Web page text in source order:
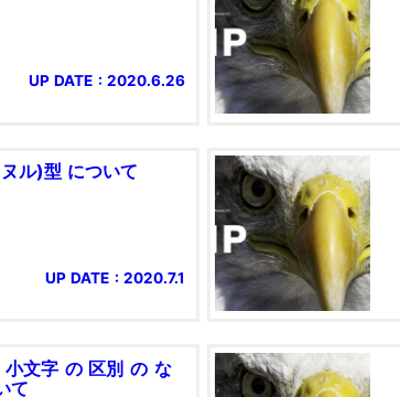
UP DATE : 2020.6.26
ル)型 について
UP DATE : 2020.7.1
小文字 の 区別 の な
て